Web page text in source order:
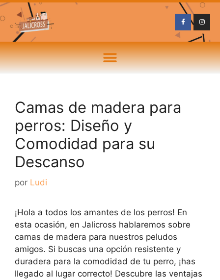
Camas de madera para
perros: Diseño y
Comodidad para su
Descanso
por Ludi
¡Hola a todos los amantes de los perros! En
esta ocasión, en Jalicross hablaremos sobre
camas de madera para nuestros peludos
amigos. Si buscas una opción resistente y
duradera para la comodidad de tu perro, ¡has
llegado al lugar correcto! Descubre las ventajas